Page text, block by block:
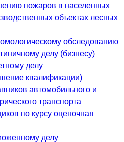
пожаров в населенных
объектах лесных
обследованию
делу (бизнесу)
делу
квалификации)
автомобильного и
транспорта
по курсу оценочная
делу